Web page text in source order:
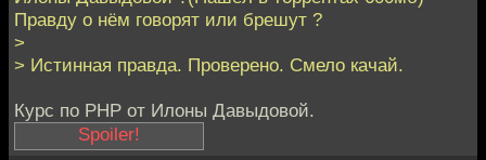
Правду о нём говорят или брешут ?
>
> Истинная правда. Проверено. Смело качай.
Курс по PHP от Илоны Давыдовой.